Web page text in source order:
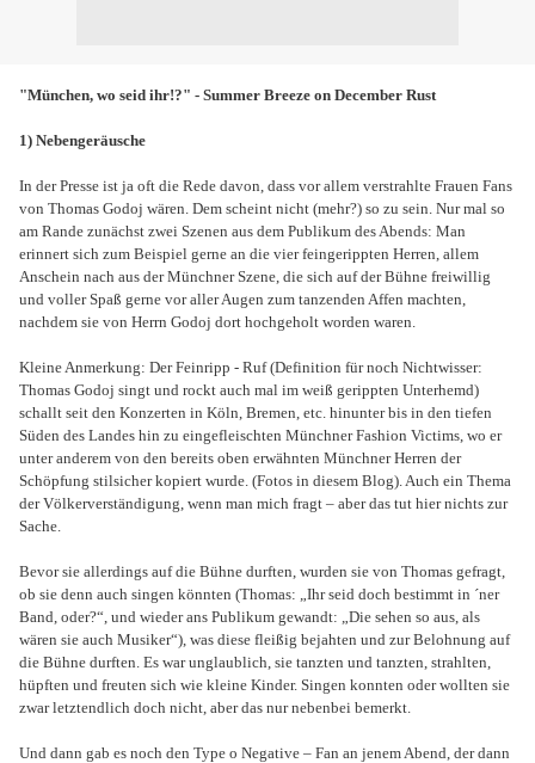
"München, wo seid ihr!?" - Summer Breeze on December Rust
1) Nebengeräusche
In der Presse ist ja oft die Rede davon, dass vor allem verstrahlte Frauen Fans
von Thomas Godoj wären. Dem scheint nicht (mehr?) so zu sein. Nur mal so
am Rande zunächst zwei Szenen aus dem Publikum des Abends: Man
erinnert sich zum Beispiel gerne an die vier feingerippten Herren, allem
Anschein nach aus der Münchner Szene, die sich auf der Bühne freiwillig
und voller Spaß gerne vor aller Augen zum tanzenden Affen machten,
nachdem sie von Herrn Godoj dort hochgeholt worden waren.
Kleine Anmerkung: Der Feinripp - Ruf (Definition für noch Nichtwisser:
Thomas Godoj singt und rockt auch mal im weiß gerippten Unterhemd)
schallt seit den Konzerten in Köln, Bremen, etc. hinunter bis in den tiefen
Süden des Landes hin zu eingefleischten Münchner Fashion Victims, wo er
unter anderem von den bereits oben erwähnten Münchner Herren der
Schöpfung stilsicher kopiert wurde. (Fotos in diesem Blog). Auch ein Thema
der Völkerverständigung, wenn man mich fragt – aber das tut hier nichts zur
Sache.
Bevor sie allerdings auf die Bühne durften, wurden sie von Thomas gefragt,
ob sie denn auch singen könnten (Thomas: „Ihr seid doch bestimmt in ´ner
Band, oder?“, und wieder ans Publikum gewandt: „Die sehen so aus, als
wären sie auch Musiker“), was diese fleißig bejahten und zur Belohnung auf
die Bühne durften. Es war unglaublich, sie tanzten und tanzten, strahlten,
hüpften und freuten sich wie kleine Kinder. Singen konnten oder wollten sie
zwar letztendlich doch nicht, aber das nur nebenbei bemerkt.
Und dann gab es noch den Type o Negative – Fan an jenem Abend, der dann